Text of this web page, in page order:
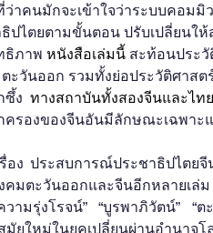
ว่าคนมักจะเข้าใจว่าระบบคอม
ปไตยตามขั้นตอน ปรับเปลี่ยนใ
ธิภาพ หนังสือเล่มนี้ สะท้อนประวั
ะวันออก รวมทั้งย่อประวัติศาสต
ซึ้ง ทางสถาบันทั้งสองจีนและไท
รองของจีนอันมีลักษณะเฉพาะ
อง ประสบการณ์ประชาธิปไต
คมตะวันออกและจีนอีกหลายเ
วามรุ่งโรจน์” “บูรพาภิวัตน์” “
มัยใหม่ในยุคเปลี่ยนผ่านอำนาจ